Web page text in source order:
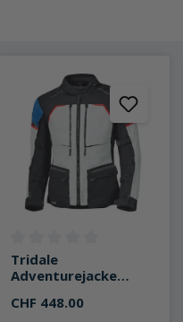
5 von 5 Sternen
Durchschnittliche Bewertung
Tridale
Adventurejacke
CHF 448.00